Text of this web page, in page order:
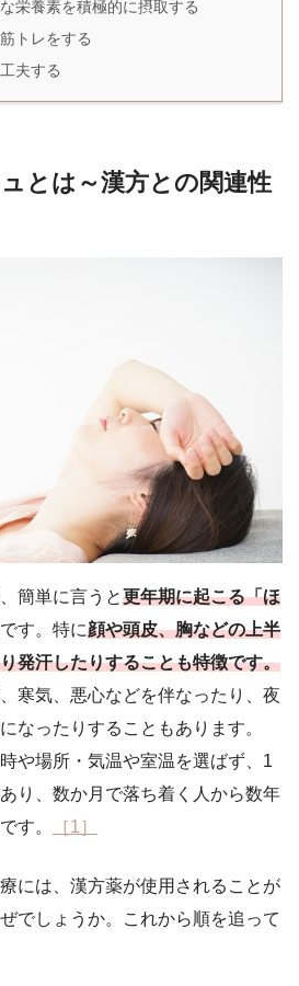
栄養素を積極的に摂取する
トレをする
夫する
とは～漢方との関連性
簡単に言うと更年期に起こる「ほ
す。特に顔や頭皮、胸などの上半
発汗したりすることも特徴です。
寒気、悪心などを伴なったり、夜
なったりすることもあります。
や場所・気温や室温を選ばず、1
り、数か月で落ち着く人から数年
す。
［1］
には、漢方薬が使用されることが
でしょうか。これから順を追って